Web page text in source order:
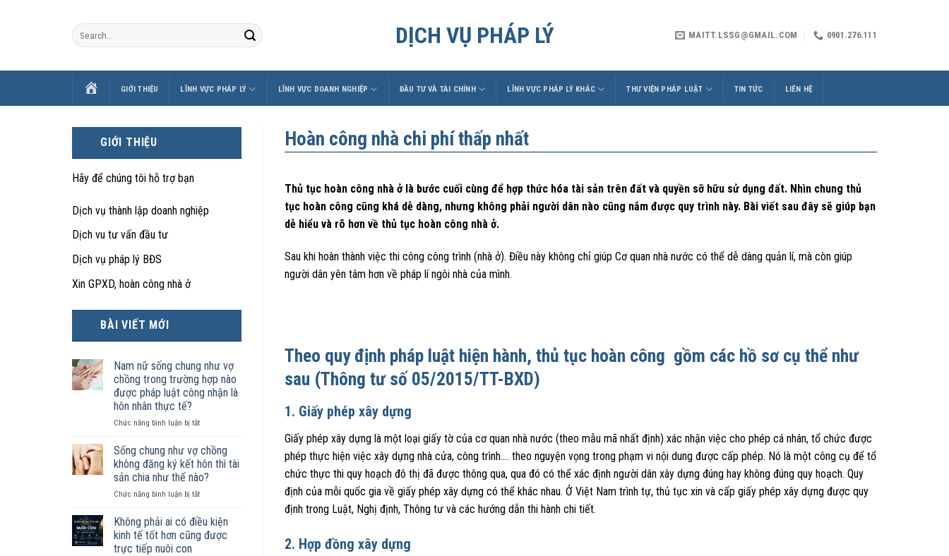
DỊCH VỤ PHÁP LÝ MAITT.LSSG@GMAIL.COM 0901.276.111
TRANGGIỚI THIỆU LĨNH VỰC PHÁP LÝ LĨNH VỰC DOANH NGHIỆP ĐẦU TƯ VÀ TÀI CHÍNH LĨNH VỰC PHÁP LÝ KHÁC THƯ VIỆN PHÁP LUẬT TIN TỨC LIÊN HỆ
GIỚI THIỆU
Hãy để chúng tôi hỗ trợ bạn
Dịch vụ thành lập doanh nghiệp
Dịch vu tư vấn đầu tư
Dịch vụ pháp lý BĐS
Xin GPXD, hoàn công nhà ở
BÀI VIẾT MỚI
Nam nữ sống chung như vợ
chồng trong trường hợp nào
được pháp luật công nhận là
hôn nhân thực tế?
Chức năng bình luận bị tắtở
nữ
sống
chung
như
vợ
trong
trường
hợp
Sống chung như vợ chồng
không đăng ký kết hôn thì tài
sản chia như thế nào?
Chức năng bình luận bị tắtở
chung
như
vợ
Không phải ai có điều kiện
kinh tế tốt hơn cũng được
trực tiếp nuôi con
Hoàn công nhà chi phí thấp nhất
Thủ tục hoàn công nhà ở là bước cuối cùng để hợp thức hóa tài sản trên đất và quyền sỡ hữu sử dụng đất. Nhìn chung thủ
tục hoàn công cũng khá dễ dàng, nhưng không phải người dân nào cũng nắm được quy trình này. Bài viết sau đây sẽ giúp bạn
dễ hiểu và rõ hơn về thủ tục hoàn công nhà ở.
Sau khi hoàn thành việc thi công công trình (nhà ở). Điều này không chỉ giúp Cơ quan nhà nước có thể dễ dàng quản lí, mà còn giúp
người dân yên tâm hơn về pháp lí ngôi nhà của mình.
Theo quy định pháp luật hiện hành, thủ tục hoàn công gồm các hồ sơ cụ thể như
sau (Thông tư số 05/2015/TT-BXD)
1. Giấy phép xây dựng
Giấy phép xây dựng là một loại giấy tờ của cơ quan nhà nước (theo mẫu mã nhất định) xác nhận việc cho phép cá nhân, tổ chức được
phép thực hiện việc xây dựng nhà cửa, công trình…. theo nguyện vọng trong phạm vi nội dung được cấp phép. Nó là một công cụ để tổ
chức thực thi quy hoạch đô thị đã được thông qua, qua đó có thể xác định người dân xây dựng đúng hay không đúng quy hoạch. Quy
định của mỗi quốc gia về giấy phép xây dựng có thể khác nhau. Ở Việt Nam trình tự, thủ tục xin và cấp giấy phép xây dựng được quy
định trong Luật, Nghị định, Thông tư và các hướng dẫn thi hành chi tiết.
2. Hợp đồng xây dựng